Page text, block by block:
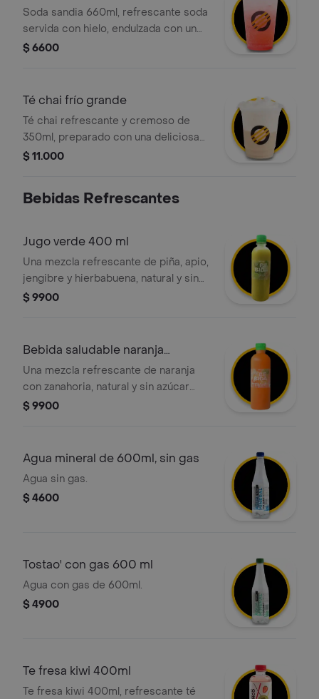
Soda sandia 660ml, refrescante soda
servida con hielo, endulzada con un
delicioso jarabe de sandía.
$ 6600
Té chai frío grande
Té chai refrescante y cremoso de
350ml, preparado con una deliciosa
mezcla de té negro, canela, clavos,
$ 11.000
Bebidas Refrescantes
Jugo verde 400 ml
Una mezcla refrescante de piña, apio,
jengibre y hierbabuena, natural y sin
azúcar añadida, ideal para acompañar
$ 9900
Bebida saludable naranja
zanahoria
Una mezcla refrescante de naranja
con zanahoria, natural y sin azúcar
añadida, ideal para acompañar tus
$ 9900
Agua mineral de 600ml, sin gas
Agua sin gas.
$ 4600
Tostao' con gas 600 ml
Agua con gas de 600ml.
$ 4900
Te fresa kiwi 400ml
Te fresa kiwi 400ml, refrescante té